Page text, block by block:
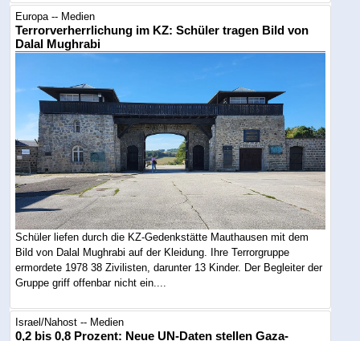
Europa -- Medien
Terrorverherrlichung im KZ: Schüler tragen Bild von
Dalal Mughrabi
Schüler liefen durch die KZ-Gedenkstätte Mauthausen mit dem
Bild von Dalal Mughrabi auf der Kleidung. Ihre Terrorgruppe
ermordete 1978 38 Zivilisten, darunter 13 Kinder. Der Begleiter der
Gruppe griff offenbar nicht ein....
Israel/Nahost -- Medien
0,2 bis 0,8 Prozent: Neue UN-Daten stellen Gaza-